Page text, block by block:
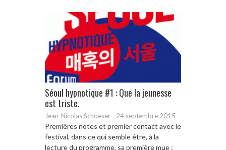
Séoul hypnotique #1 : Que la jeunesse
est triste.
Jean-Nicolas Schoeser - 24 septembre 2015
Premières notes et premier contact avec le
festival, dans ce qui semble être, à la
lecture du programme, sa première mue :